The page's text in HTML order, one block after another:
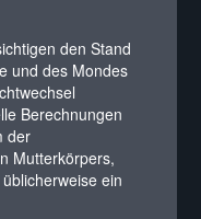
den Stand
und des Mondes
Berechnungen
der
Mutterkörpers,
ein